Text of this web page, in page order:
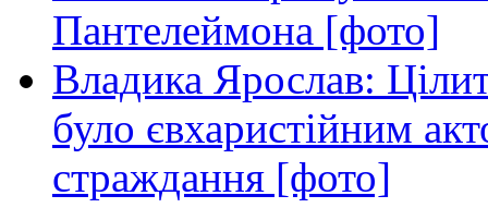
Пантелеймона [фото]
Владика Ярослав:
було євхаристійним
страждання [фото]